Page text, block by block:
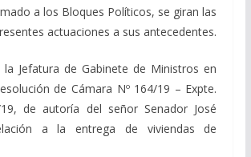
a los Bloques Políticos, se giran las
actuaciones a sus antecedentes.
de Gabinete de Ministros en
de Cámara Nº 164/19 – Expte.
19, de autoría del señor Senador José
a la entrega de viviendas de